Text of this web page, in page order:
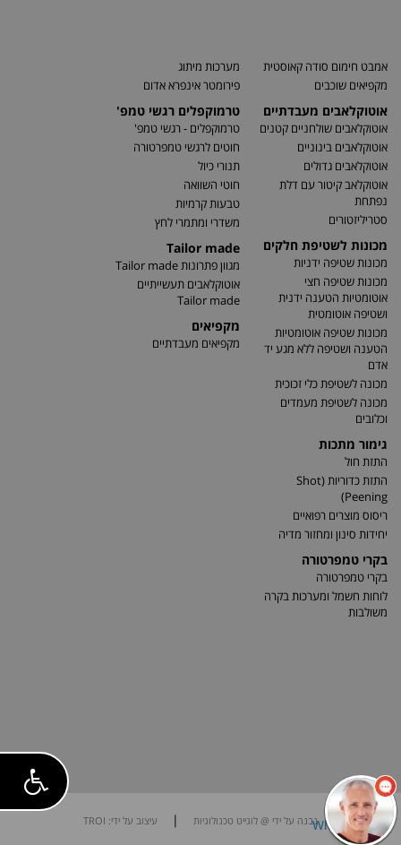
אמבט חימום סודה קאוסטית
מקפיאים שוכבים
אוטוקלאבים מעבדתיים
אוטוקלאבים שולחניים קטנים
אוטוקלאבים בינוניים
אוטוקלאבים גדולים
אוטוקלאב קיטור עם דלת
נפתחת
סטריליזטורים
מכונות לשטיפת חלקים
מכונות שטיפה ידניות
מכונות שטיפה חצי
אוטומטיות הטענה ידנית
ושטיפה אוטומטית
מכונות שטיפה אוטומטיות
הטענה ושטיפה ללא מגע יד
אדם
מכונה לשטיפת כלי זכוכית
מכונה לשטיפת מעמדים
וכלובים
גימור מתכות
התזת חול
התזת כדוריות (Shot
Peening)
ריסוס מוצרים רפואיים
יחידות סינון ומחזור מדיה
בקרי טמפרטורה
בקרי טמפרטורה
לוחות חשמל ומערכות בקרה
משולבות
מערכות מיתוג
פירומטר אינפרא אדום
טרמוקפלים רגשי טמפ'
טרמוקפלים - רגשי טמפ'
חוטים לרגשי טמפרטורה
תנורי כיול
חוטי השוואה
טבעות קרמיות
משדרי ומתמרי לחץ
Tailor made
מגוון פתרונות Tailor made
אוטוקלאבים תעשייתיים
Tailor made
מקפיאים
מקפיאים מעבדתיים
נבנה על ידי @ לוגייט טכנולוגיות | עיצוב על ידי: TROI